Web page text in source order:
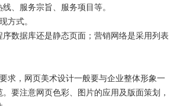
、服务宗旨、服务项目等。
方式。
数据库还是静态页面；营销网络是采用列表
求，网页美术设计一般要与企业整体形象一
要注意网页色彩、图片的应用及版面策划，